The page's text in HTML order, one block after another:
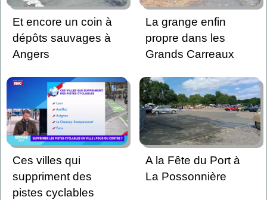
Et encore un coin à
dépôts sauvages à
Angers
La grange enfin
propre dans les
Grands Carreaux
Ces villes qui
suppriment des
pistes cyclables
A la Fête du Port à
La Possonnière